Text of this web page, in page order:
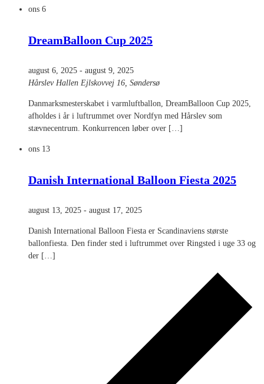
ons 6
DreamBalloon Cup 2025
august 6, 2025 - august 9, 2025
Hårslev Hallen Ejlskovvej 16, Søndersø
Danmarksmesterskabet i varmluftballon, DreamBalloon Cup 2025,
afholdes i år i luftrummet over Nordfyn med Hårslev som
stævnecentrum. Konkurrencen løber over […]
ons 13
Danish International Balloon Fiesta 2025
august 13, 2025 - august 17, 2025
Danish International Balloon Fiesta er Scandinaviens største
ballonfiesta. Den finder sted i luftrummet over Ringsted i uge 33 og
der […]